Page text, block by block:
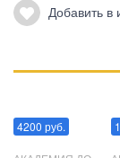
Добавить в
4200 руб.